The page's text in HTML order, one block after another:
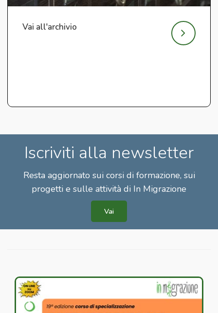
Vai all'archivio
Iscriviti alla newsletter
Resta aggiornato sui corsi di formazione, sui
progetti e sulle attività di In Migrazione
Vai